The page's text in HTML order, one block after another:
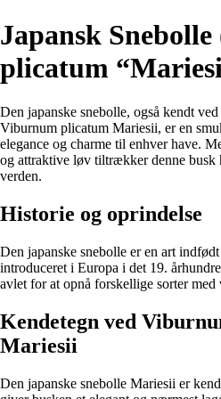
Japansk
plicatum
Den japanske snebolle, også kendt
Viburnum plicatum Mariesii, er en
elegance og charme til enhver have.
og attraktive løv tiltrækker denne busk
verden.
Historie og oprindelse
Den japanske snebolle er en art
introduceret i Europa i det 19.
avlet for at opnå forskellige sorter med
Kendetegn ved
Mariesii
Den japanske snebolle Mariesii er